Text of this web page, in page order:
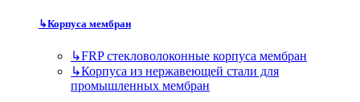
↳Корпуса мембран
↳FRP стекловолоконные корпуса мембран
↳Корпуса из нержавеющей стали для
промышленных мембран